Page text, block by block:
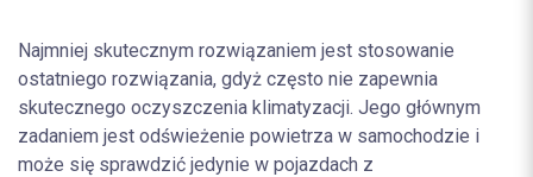
Najmniej skutecznym rozwiązaniem jest stosowanie
ostatniego rozwiązania, gdyż często nie zapewnia
skutecznego oczyszczenia klimatyzacji. Jego głównym
zadaniem jest odświeżenie powietrza w samochodzie i
może się sprawdzić jedynie w pojazdach z